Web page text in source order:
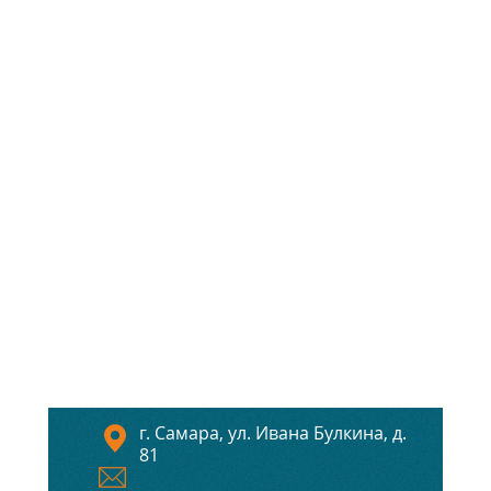
г. Самара, ул. Ивана Булкина, д.
81